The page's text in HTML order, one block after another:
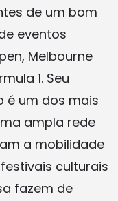
de um bom
eventos
Melbourne
1. Seu
é um dos mais
ampla rede
a mobilidade
culturais
fazem de